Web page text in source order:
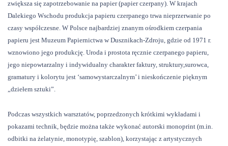
zwiększa się zapotrzebowanie na papier (papier czerpany). W krajach
Dalekiego Wschodu produkcja papieru czerpanego trwa nieprzerwanie po
czasy współczesne. W Polsce najbardziej znanym ośrodkiem czerpania
papieru jest Muzeum Papiernictwa w Dusznikach-Zdroju, gdzie od 1971 r.
wznowiono jego produkcję. Uroda i prostota ręcznie czerpanego papieru,
jego niepowtarzalny i indywidualny charakter faktury, struktury,surowca,
gramatury i kolorytu jest ‘samowystarczalnym’ i nieskończenie pięknym
„dziełem sztuki”.
Podczas wszystkich warsztatów, poprzedzonych krótkimi wykładami i
pokazami technik, będzie można także wykonać autorski monoprint (m.in.
odbitki na żelatynie, monotypię, szablon), korzystając z artystycznych